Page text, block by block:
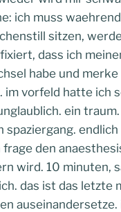
ich muss
sitzen,
dass ich
habe und merke
im vorfeld hatte ich
ein
spaziergang.
den
wird. 10 minuten,
das ist das letzte
auseinandersetze.